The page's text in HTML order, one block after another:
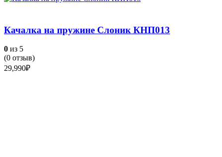
Качалка на пружине Слоник КНП013
0 из 5
(0 отзыв)
29,990₽